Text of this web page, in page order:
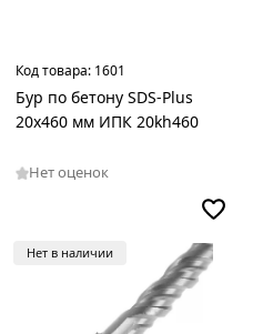
Код товара: 1601
Бур по бетону SDS-Plus
20х460 мм ИПК 20kh460
Нет оценок
Нет в наличии